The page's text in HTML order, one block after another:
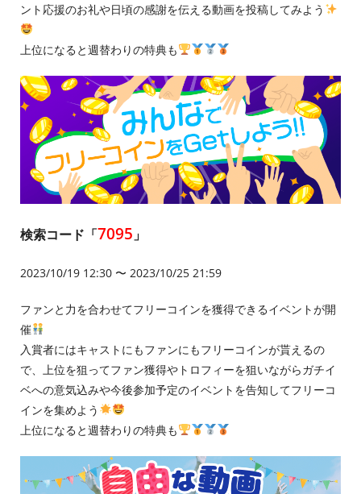
ント応援のお礼や日頃の感謝を伝える動画を投稿してみよう
上位になると週替わりの特典も
検索コード「7095 」
2023/10/19 12:30 〜 2023/10/25 21:59
ファンと力を合わせてフリーコインを獲得できるイベントが開
催
入賞者にはキャストにもファンにもフリーコインが貰えるの
で、上位を狙ってファン獲得やトロフィーを狙いながらガチイ
ベへの意気込みや今後参加予定のイベントを告知してフリーコ
インを集めよう
上位になると週替わりの特典も